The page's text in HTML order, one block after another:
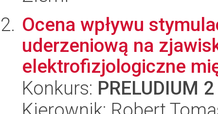
Ocena wpływu
uderzeniową na
elektrofizjologiczne
Konkurs: PRELUDIUM 2